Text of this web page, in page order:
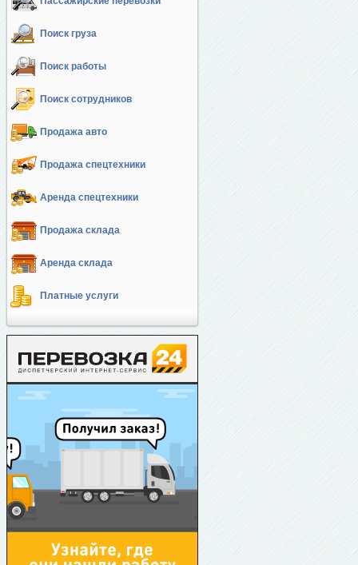
Поиск груза
Поиск работы
Поиск сотрудников
Продажа авто
Продажа спецтехники
Аренда спецтехники
Продажа склада
Аренда склада
Платные услуги